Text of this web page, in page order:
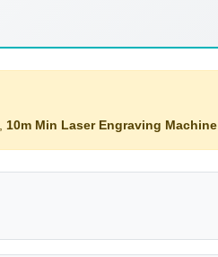
10m Min Laser Engraving Machine